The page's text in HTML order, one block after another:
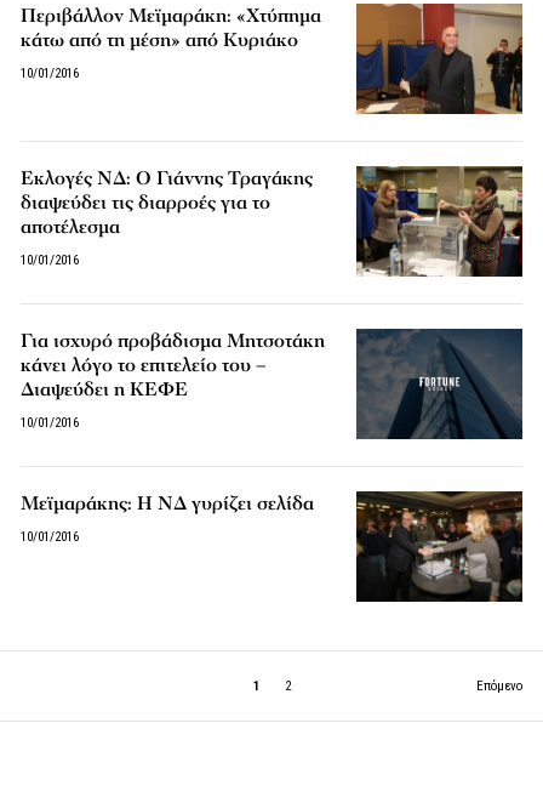
Περιβάλλον Μεϊμαράκη: «Χτύπημα
κάτω από τη μέση» από Κυριάκο
10/01/2016
Εκλογές ΝΔ: Ο Γιάννης Τραγάκης
διαψεύδει τις διαρροές για το
αποτέλεσμα
10/01/2016
Για ισχυρό προβάδισμα Μητσοτάκη
κάνει λόγο το επιτελείο του –
Διαψεύδει η ΚΕΦΕ
10/01/2016
Μεϊμαράκης: H ΝΔ γυρίζει σελίδα
10/01/2016
1 2 Επόμενο